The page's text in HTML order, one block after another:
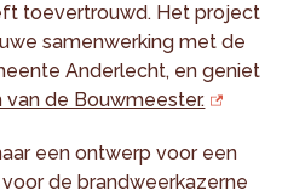
toevertrouwd. Het project
samenwerking met de
Anderlecht, en geniet
van de Bouwmeester.
een ontwerp voor een
de brandweerkazerne